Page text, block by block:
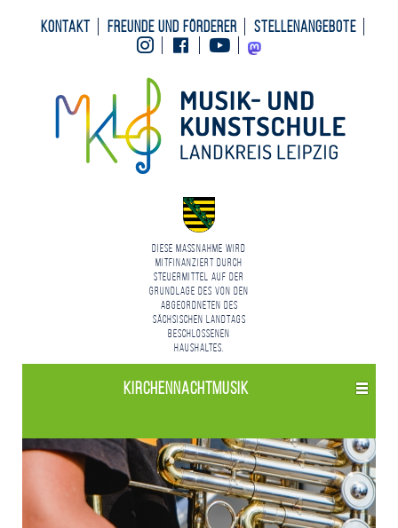
Kontakt Freunde und Förderer
Stellenangebote
InstagramFacebookYoutubeMastodon
Diese Maßnahme wird
mitfinanziert durch
Steuermittel auf der
Grundlage des von den
Abgeordneten des
Sächsischen Landtags
beschlossenen
Haushaltes.
Kirchen­nacht­musik